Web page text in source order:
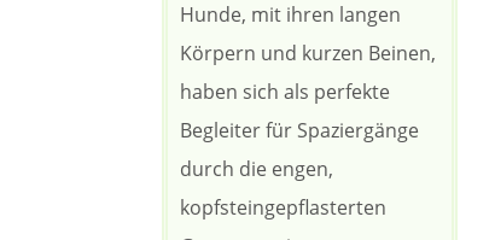
Hunde, mit ihren langen
Körpern und kurzen Beinen,
haben sich als perfekte
Begleiter für Spaziergänge
durch die engen,
kopfsteingepflasterten